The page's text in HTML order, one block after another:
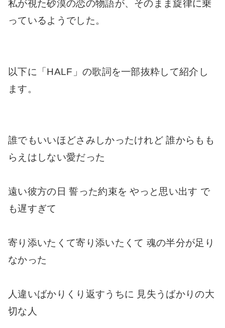
私が視た砂漠の恋の物語が、そのまま旋律に乗
っているようでした。
以下に「HALF」の歌詞を一部抜粋して紹介し
ます。
誰でもいいほどさみしかったけれど 誰からもも
らえはしない愛だった
遠い彼方の日 誓った約束を やっと思い出す で
も遅すぎて
寄り添いたくて寄り添いたくて 魂の半分が足り
なかった
人違いばかりくり返すうちに 見失うばかりの大
切な人